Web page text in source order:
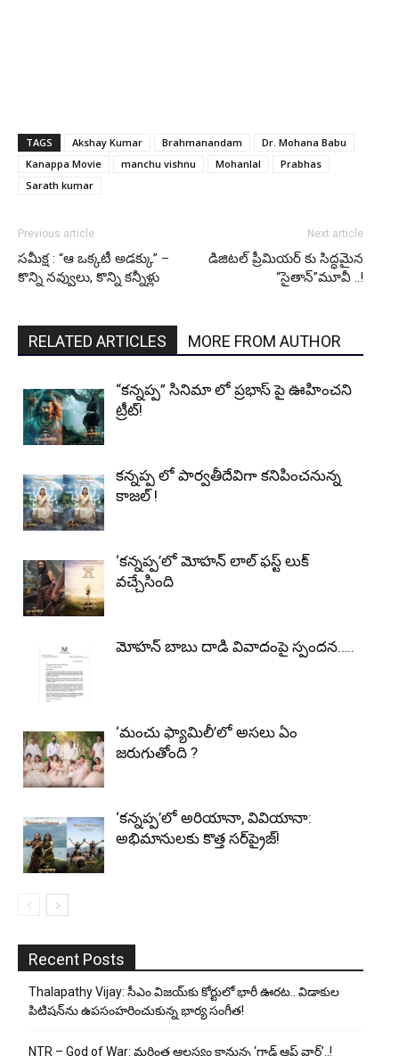
TAGS Akshay Kumar Brahmanandam
Dr. Mohana Babu
Kanappa Movie
manchu vishnu Mohanlal
Prabhas
Sarath kumar
Previous article
సమీక్ష : “ఆ ఒక్కటీ అడక్కు” –
కొన్ని నవ్వులు, కొన్ని కన్నీళ్లు
Next article
డిజిటల్ ప్రీమియర్ కు సిద్ధమైన
“సైతాన్”మూవీ ..!
RELATED ARTICLES MORE FROM AUTHOR
“కన్నప్ప” సినిమా లో ప్రభాస్ పై ఊహించని
ట్రీట్!
కన్నప్ప లో పార్వతీదేవిగా కనిపించనున్న
కాజల్ !
‘కన్నప్ప’లో మోహన్ లాల్ ఫస్ట్ లుక్
వచ్చేసింది
మోహన్ బాబు దాడి వివాదంపై స్పందన…..
‘మంచు ఫ్యామిలీ’లో అసలు ఏం
జరుగుతోంది ?
‘కన్నప్ప’లో అరియానా, వివియానా:
అభిమానులకు కొత్త సర్‌ప్రైజ్!
Recent Posts
Thalapathy Vijay: సీఎం విజయ్‌కు కోర్టులో భారీ ఊరట.. విడాకుల
పిటిషన్‌ను ఉపసంహరించుకున్న భార్య సంగీత!
NTR – God of War: మరింత ఆలస్యం కానున్న ‘గాడ్ ఆఫ్ వార్’..!